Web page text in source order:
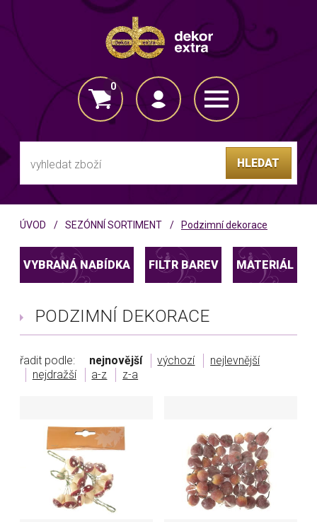
HLEDAT
0
ÚVOD SEZÓNNÍ SORTIMENT Podzimní dekorace
VYBRANÁ NABÍDKA FILTR BAREV MATERIÁL
PODZIMNÍ DEKORACE
řadit podle: nejnovější výchozí
nejlevnější
nejdražší
a-z z-a